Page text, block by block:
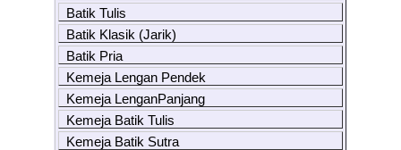
Batik Tulis
Batik Klasik (Jarik)
Batik Pria
Kemeja Lengan Pendek
Kemeja LenganPanjang
Kemeja Batik Tulis
Kemeja Batik Sutra